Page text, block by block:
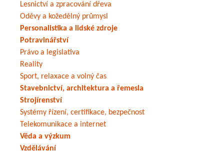
Lesnictví a zpracování dřeva
Oděvy a kožedělný průmysl
Personalistika a lidské zdroje
Potravinářství
Právo a legislativa
Reality
Sport, relaxace a volný čas
Stavebnictví, architektura a řemesla
Strojírenství
Systémy řízení, certifikace, bezpečnost
Telekomunikace a internet
Věda a výzkum
Vzdělávání